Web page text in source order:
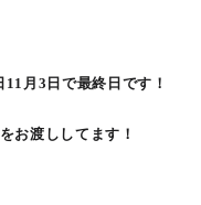
11月3日で最終日です！
お渡ししてます！